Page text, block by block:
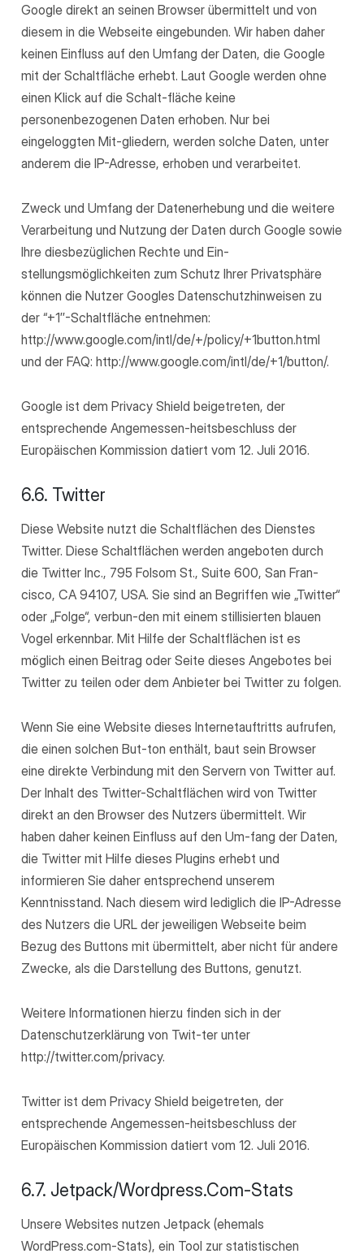
Google direkt an seinen Browser übermittelt und von
diesem in die Webseite eingebunden. Wir haben daher
keinen Einfluss auf den Umfang der Daten, die Google
mit der Schaltfläche erhebt. Laut Google werden ohne
einen Klick auf die Schalt-fläche keine
personenbezogenen Daten erhoben. Nur bei
eingeloggten Mit-gliedern, werden solche Daten, unter
anderem die IP-Adresse, erhoben und verarbeitet.
Zweck und Umfang der Datenerhebung und die weitere
Verarbeitung und Nutzung der Daten durch Google sowie
Ihre diesbezüglichen Rechte und Ein-
stellungsmöglichkeiten zum Schutz Ihrer Privatsphäre
können die Nutzer Googles Datenschutzhinweisen zu
der “+1″-Schaltfläche entnehmen:
http://www.google.com/intl/de/+/policy/+1button.html
und der FAQ: http://www.google.com/intl/de/+1/button/.
Google ist dem Privacy Shield beigetreten, der
entsprechende Angemessen-heitsbeschluss der
Europäischen Kommission datiert vom 12. Juli 2016.
6.6. Twitter
Diese Website nutzt die Schaltflächen des Dienstes
Twitter. Diese Schaltflächen werden angeboten durch
die Twitter Inc., 795 Folsom St., Suite 600, San Fran-
cisco, CA 94107, USA. Sie sind an Begriffen wie „Twitter“
oder „Folge“, verbun-den mit einem stillisierten blauen
Vogel erkennbar. Mit Hilfe der Schaltflächen ist es
möglich einen Beitrag oder Seite dieses Angebotes bei
Twitter zu teilen oder dem Anbieter bei Twitter zu folgen.
Wenn Sie eine Website dieses Internetauftritts aufrufen,
die einen solchen But-ton enthält, baut sein Browser
eine direkte Verbindung mit den Servern von Twitter auf.
Der Inhalt des Twitter-Schaltflächen wird von Twitter
direkt an den Browser des Nutzers übermittelt. Wir
haben daher keinen Einfluss auf den Um-fang der Daten,
die Twitter mit Hilfe dieses Plugins erhebt und
informieren Sie daher entsprechend unserem
Kenntnisstand. Nach diesem wird lediglich die IP-Adresse
des Nutzers die URL der jeweiligen Webseite beim
Bezug des Buttons mit übermittelt, aber nicht für andere
Zwecke, als die Darstellung des Buttons, genutzt.
Weitere Informationen hierzu finden sich in der
Datenschutzerklärung von Twit-ter unter
http://twitter.com/privacy.
Twitter ist dem Privacy Shield beigetreten, der
entsprechende Angemessen-heitsbeschluss der
Europäischen Kommission datiert vom 12. Juli 2016.
6.7. Jetpack/Wordpress.Com-Stats
Unsere Websites nutzen Jetpack (ehemals
WordPress.com-Stats), ein Tool zur statistischen